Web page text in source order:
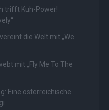
trifft Kuh-Power!
die Welt mit „We
mit „Fly Me To The
Eine österreichische